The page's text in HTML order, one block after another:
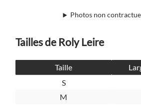
Photos non
Tailles de Roly Leire
Taille
S
M